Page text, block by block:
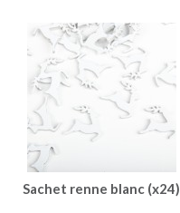
Sachet renne blanc (x24)